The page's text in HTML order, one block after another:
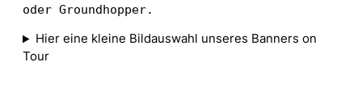
oder Groundhopper.
Hier eine kleine Bildauswahl unseres Banners on
Tour